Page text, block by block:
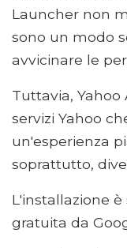
Launcher non
sono un modo
avvicinare le
Tuttavia,
servizi Yahoo
un'esperienza
soprattutto,
L'installazione
gratuita da